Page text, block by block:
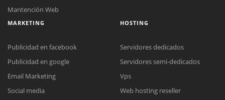
Reunión online
Mantención Web
MARKETING
Publicidad en facebook
Publicidad en google
Email Marketing
Social media
HOSTING
Servidores dedicados
Servidores semi-dedicados
Vps
Web hosting reseller